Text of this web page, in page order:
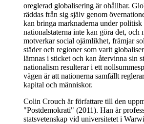
oreglerad globalisering är ohållbar.
räddas från sig själv genom
kan bringa marknaderna under
nationalstaterna inte kan göra det, och
motverkar social ojämlikhet, främjar
städer och regioner som varit
lämnas i sticket och kan återvinna sin
nationalism resulterar i ett
vägen är att nationerna samfällt
kapital och människor.
Colin Crouch är författare till den
"Postdemokrati" (2011). Han är
statsvetenskap vid universitetet i